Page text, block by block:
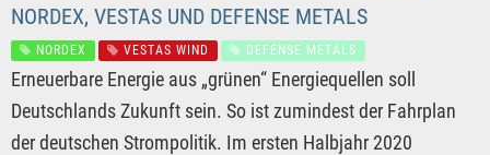
NORDEX, VESTAS UND DEFENSE METALS
NORDEX VESTAS WIND DEFENSE METALS
Erneuerbare Energie aus „grünen“ Energiequellen soll
Deutschlands Zukunft sein. So ist zumindest der Fahrplan
der deutschen Strompolitik. Im ersten Halbjahr 2020